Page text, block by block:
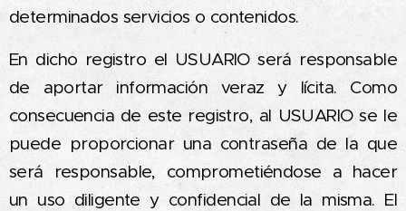
determinados servicios o contenidos.
En dicho registro el USUARIO será responsable
de aportar información veraz y lícita. Como
consecuencia de este registro, al USUARIO se le
puede proporcionar una contraseña de la que
será responsable, comprometiéndose a hacer
un uso diligente y confidencial de la misma. El